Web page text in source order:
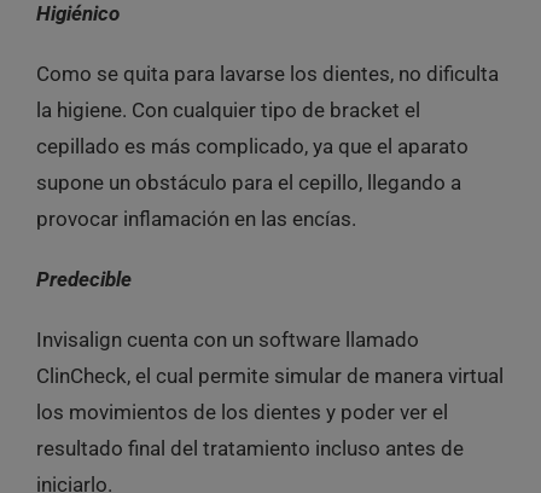
Higiénico
Como se quita para lavarse los dientes, no dificulta
la higiene. Con cualquier tipo de bracket el
cepillado es más complicado, ya que el aparato
supone un obstáculo para el cepillo, llegando a
provocar inflamación en las encías.
Predecible
Invisalign cuenta con un software llamado
ClinCheck, el cual permite simular de manera virtual
los movimientos de los dientes y poder ver el
resultado final del tratamiento incluso antes de
iniciarlo.